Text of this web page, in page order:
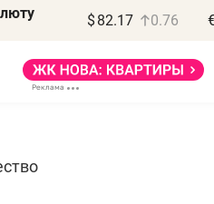
$ 82.17 0.76